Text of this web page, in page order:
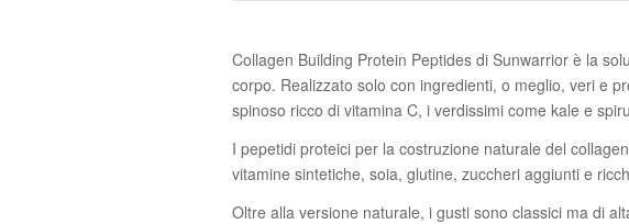
Collagen Building Protein Peptides di Sunwarrior è la
corpo. Realizzato solo con ingredienti, o meglio, veri e
spinoso ricco di vitamina C, i verdissimi come kale e
I pepetidi proteici per la costruzione naturale del
vitamine sintetiche, soia, glutine, zuccheri aggiunti e
Oltre alla versione naturale, i gusti sono classici ma di